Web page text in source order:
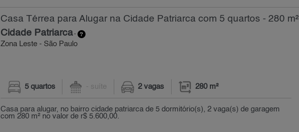
Casa Térrea para Alugar na Cidade Patriarca com 5 quartos - 280 m²
Cidade Patriarca-
Zona Leste - São Paulo
5 quartos - suíte 2 vagas 280 m²
Casa para alugar, no bairro cidade patriarca de 5 dormitório(s), 2 vaga(s) de garagem
com 280 m² no valor de r$ 5.600,00.